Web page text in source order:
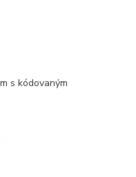
s kódovaným